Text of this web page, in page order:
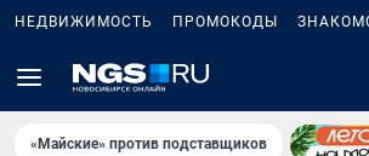
НЕДВИЖИМОСТЬ ПРОМОКОДЫ
«Майские» против подставщиков